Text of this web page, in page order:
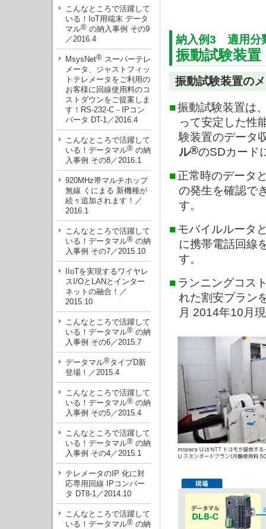
こんなところで活躍して
いる！IoT用端末 データ
マル® の納入事例 その9
／2016.4
MsysNet® スーパーテレ
メータ、ジャストフィッ
トテレメータをご利用の
お客様に回線使用料のコ
ストダウンをご提案しま
す！RS-232-C－IPコン
バータ DT-1／2016.4
こんなところで活躍して
いる！データマル® の納
入事例 その8／2016.1
920MHz帯マルチホップ
無線 くにまる 新機種が
続々追加されます！／
2016.1
こんなところで活躍して
いる！データマル® の納
入事例 その7／2015.10
IIoTを実現するワイヤレ
スI/OとLANとインター
ネットの融合！／
2015.10
こんなところで活躍して
いる！データマル® の納
入事例 その6／2015.7
データマル®タイプD新
登場！／2015.4
こんなところで活躍して
いる！データマル® の納
入事例 その5／2015.4
こんなところで活躍して
いる！データマル® の納
入事例 その4／2015.1
テレメータのIP 化に対
応専用回線 IPコンバー
タ DT8-1／2014.10
こんなところで活躍して
いる！データマル® の納
納入例3 適用分
振動試験装
振動試験装置の
■振動試験装置は
って安定した性
験装置のデータ
ル®のSDカード
■正常時のデータ
の発生を確認で
す。
■モバイルルータ
に携帯電話回線
す。
■ ランニングコス
れた割安プラン
月 2014年10月